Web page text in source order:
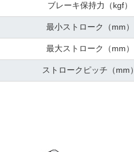
ブレーキ保持力（kgf）
最小ストローク（mm）
最大ストローク（mm）
ストロークピッチ（mm）